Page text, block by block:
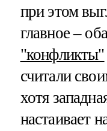
при этом
главное –
"конфликты"
считали
хотя
настаивает